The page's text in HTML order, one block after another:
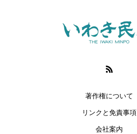
著作権について
リンクと免責事項
会社案内